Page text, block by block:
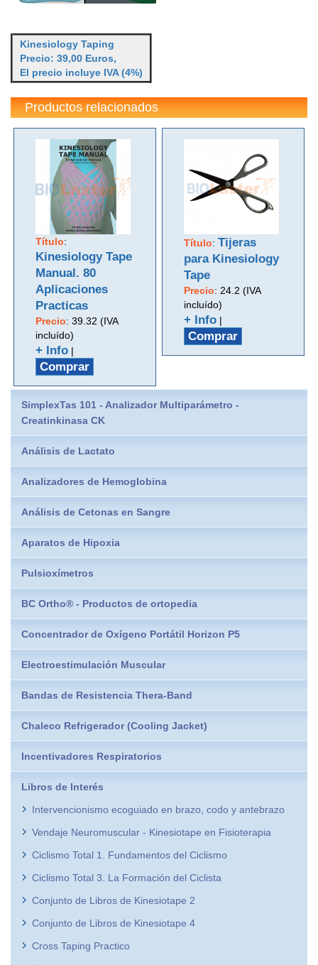
Kinesiology Taping
Precio: 39,00 Euros,
El precio incluye IVA (4%)
Productos relacionados
Título:
Kinesiology Tape
Manual. 80
Aplicaciones
Practicas
Precio:39.32 (IVA
incluído)
+ Info |
Comprar
Título:Tijeras
para Kinesiology
Tape
Precio: 24.2 (IVA
incluído)
+ Info |
Comprar
SimplexTas 101 - Analizador Multiparámetro -
Creatinkinasa CK
Análisis de Lactato
Analizadores de Hemoglobina
Análisis de Cetonas en Sangre
Aparatos de Hipoxia
Pulsioxímetros
BC Ortho® - Productos de ortopedia
Concentrador de Oxígeno Portátil Horizon P5
Electroestimulación Muscular
Bandas de Resistencia Thera-Band
Chaleco Refrigerador (Cooling Jacket)
Incentivadores Respiratorios
Libros de Interés
Intervencionismo ecoguiado en brazo, codo y antebrazo
Vendaje Neuromuscular - Kinesiotape en Fisioterapia
Ciclismo Total 1. Fundamentos del Ciclismo
Ciclismo Total 3. La Formación del Ciclista
Conjunto de Libros de Kinesiotape 2
Conjunto de Libros de Kinesiotape 4
Cross Taping Practico